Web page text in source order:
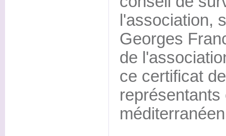
l'association,
Georges
de
ce certificat